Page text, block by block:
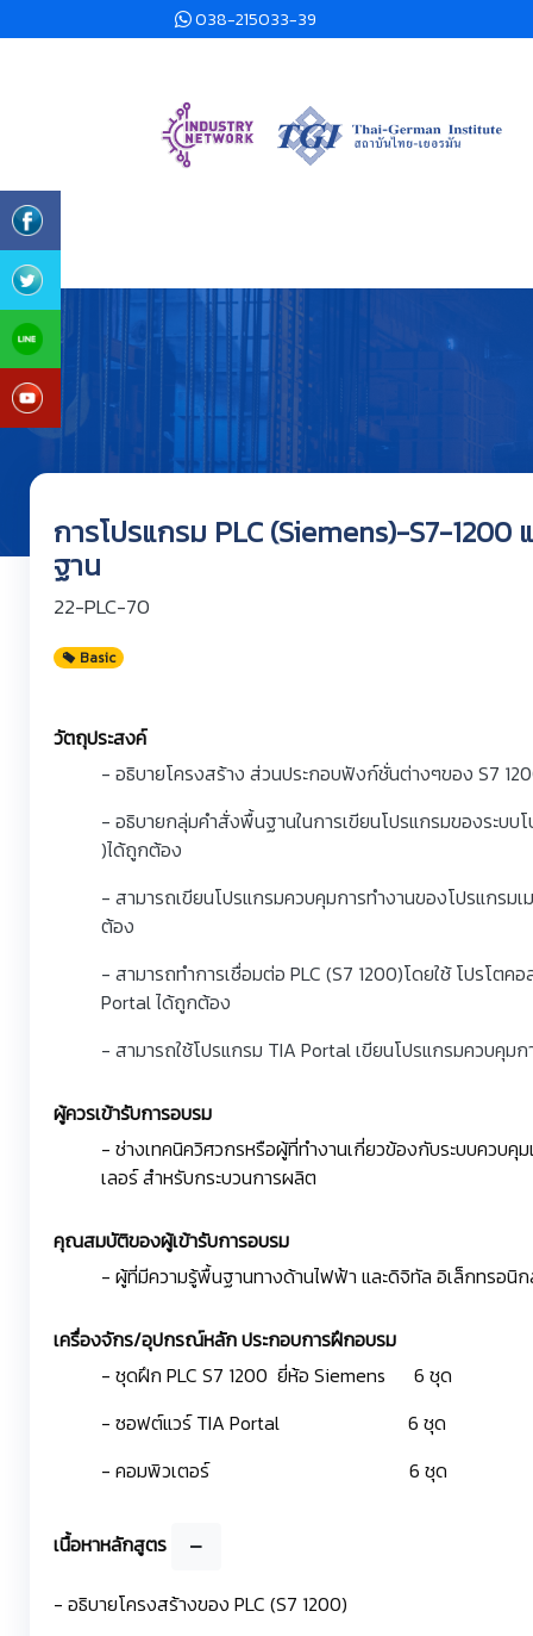
038-215033-39
การโปรแกรม PLC (Siemens)-S7-1200
ฐาน
22-PLC-70
Basic
วัตถุประสงค์
- อธิบายโครงสร้าง ส่วนประกอบฟังก์ชั่นต่างๆของ S7
- อธิบายกลุ่มคำสั่งพื้นฐานในการเขียนโปรแกรมของระบบ
)ได้ถูกต้อง
- สามารถเขียนโปรแกรมควบคุมการทำงานของโปรแกรมเ
ต้อง
- สามารถทำการเชื่อมต่อ PLC (S7 1200)โดยใช้ โปรโตค
Portal ได้ถูกต้อง
- สามารถใช้โปรแกรม TIA Portal เขียนโปรแกรมควบคุม
ผู้ควรเข้ารับการอบรม
- ช่างเทคนิควิศวกรหรือผู้ที่ทำงานเกี่ยวข้องกับระบบควบคุ
เลอร์ สำหรับกระบวนการผลิต
คุณสมบัติของผู้เข้ารับการอบรม
- ผู้ที่มีความรู้พื้นฐานทางด้านไฟฟ้า และดิจิทัล อิเล็
เครื่องจักร/อุปกรณ์หลัก ประกอบการฝึกอบรม
- ชุดฝึก PLC S7 1200 ยี่ห้อ Siemens 6 ชุด
- ซอฟต์แวร์ TIA Portal 6 ชุด
- คอมพิวเตอร์ 6 ชุด
เนื้อหาหลักสูตร
- อธิบายโครงสร้างของ PLC (S7 1200)